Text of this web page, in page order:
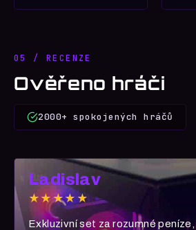
05 / RECENZE
Ověřeno hráči
2000+ spokojených hráčů
Ladislav
★★★★★
Exkluzivní set za rozumné